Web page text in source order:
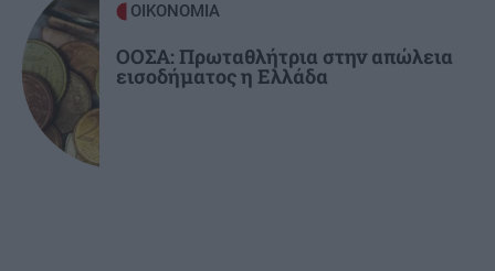
ΟΙΚΟΝΟΜΙΑ
ΟΟΣΑ: Πρωταθλήτρια στην απώλεια
εισοδήματος η Ελλάδα